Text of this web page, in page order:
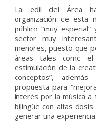
La edil del Área
organización de esta
público “muy
sector muy
menores, puesto que
áreas tales como el
estimulación de la
conceptos”,
propuesta para
interés por la música a
bilingüe con altas
generar una